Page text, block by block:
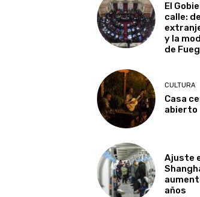
El
calle:
y la
de
CULTURA
Casa
abierto
Ajuste
años